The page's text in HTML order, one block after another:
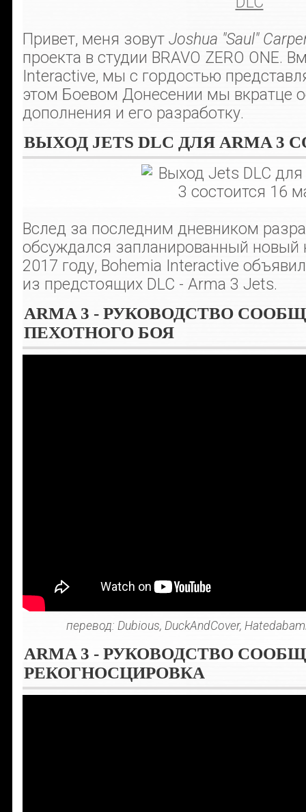
Привет, меня зовут Joshua "Saul"
проекта в студии BRAVO ZERO ONE.
Interactive, мы с гордостью
этом Боевом Донесении мы вкратце
дополнения и его разработку.
ВЫХОД JETS DLC ДЛЯ ARMA 3
Вслед за последним дневником
обсуждался запланированный новый
2017 году, Bohemia Interactive
из предстоящих DLC - Arma 3 Jets.
ARMA 3 - РУКОВОДСТВО
ПЕХОТНОГО БОЯ
перевод: Dubious, DuckAndCover,
ARMA 3 - РУКОВОДСТВО
РЕКОГНОСЦИРОВКА